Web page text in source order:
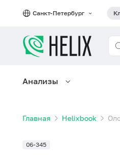
Санкт-Петербург
Анализы
Главная Helixbook
06-345